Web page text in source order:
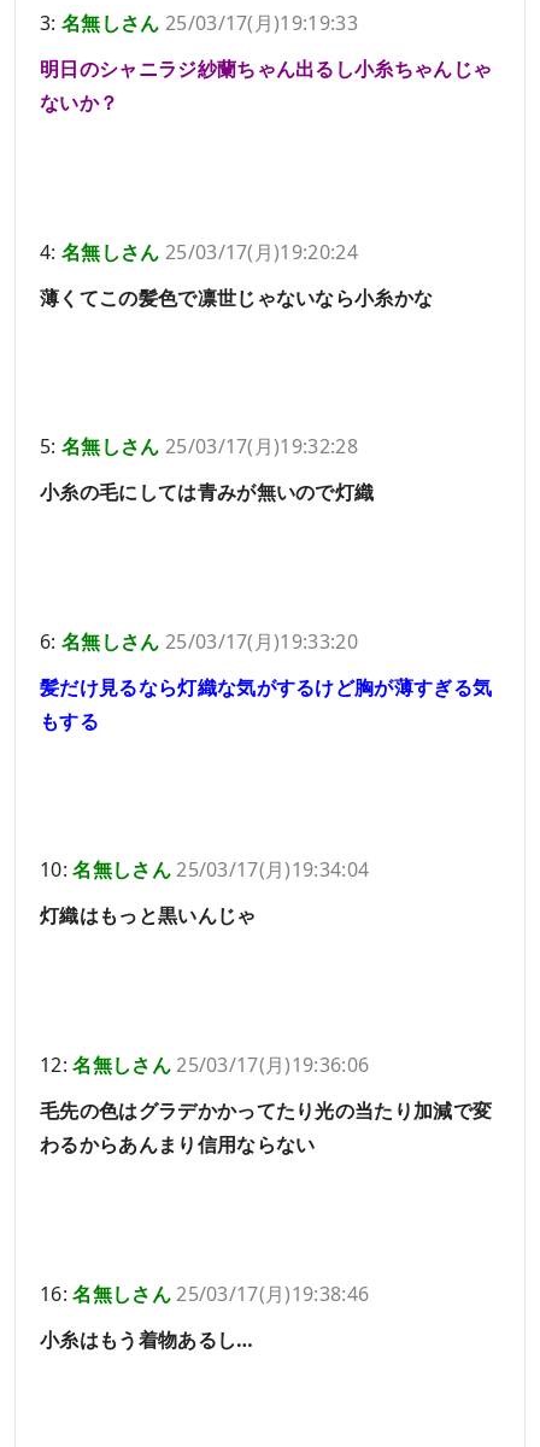
3: 名無しさん 25/03/17(月)19:19:33
明日のシャニラジ紗蘭ちゃん出るし小糸ちゃんじゃ
ないか？
4: 名無しさん 25/03/17(月)19:20:24
薄くてこの髪色で凛世じゃないなら小糸かな
5: 名無しさん 25/03/17(月)19:32:28
小糸の毛にしては青みが無いので灯織
6: 名無しさん 25/03/17(月)19:33:20
髪だけ見るなら灯織な気がするけど胸が薄すぎる気
もする
10:名無しさん25/03/17(月)19:34:04
灯織はもっと黒いんじゃ
12:名無しさん25/03/17(月)19:36:06
毛先の色はグラデかかってたり光の当たり加減で変
わるからあんまり信用ならない
16:名無しさん25/03/17(月)19:38:46
小糸はもう着物あるし…